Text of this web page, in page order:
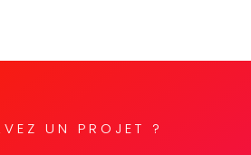
UN PROJET ?